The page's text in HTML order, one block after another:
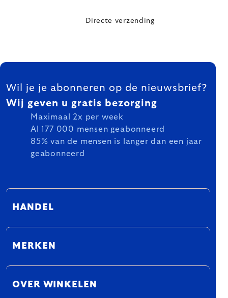
Directe verzending
FOOTER
Wil je je abonneren op de nieuwsbrief?
Wij geven u gratis bezorging
Maximaal 2x per week
Al 177 000 mensen geabonneerd
85% van de mensen is langer dan een jaar
geabonneerd
HANDEL
MERKEN
OVER WINKELEN